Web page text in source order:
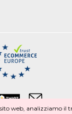
web, analizziamo il